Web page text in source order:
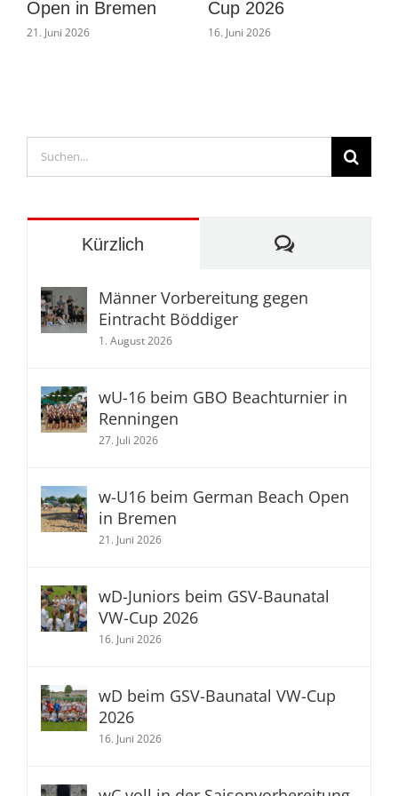
2026
16. Juni 2026
Eintracht Böddiger
1. August 2026
Suche
nach:
Kürzlich Kommentare
Männer Vorbereitung gegen
Eintracht Böddiger
1. August 2026
wU-16 beim GBO Beachturnier in
Renningen
27. Juli 2026
w-U16 beim German Beach Open
in Bremen
21. Juni 2026
wD-Juniors beim GSV-Baunatal
VW-Cup 2026
16. Juni 2026
wD beim GSV-Baunatal VW-Cup
2026
16. Juni 2026